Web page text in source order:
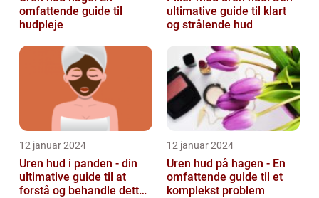
omfattende guide til
hudpleje
ultimative guide til klart
og strålende hud
12 januar 2024
Uren hud i panden - din
ultimative guide til at
forstå og behandle dette
12 januar 2024
Uren hud på hagen - En
omfattende guide til et
komplekst problem